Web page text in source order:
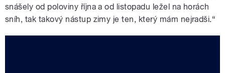
snášely od poloviny října a od listopadu ležel na horách
sníh, tak takový nástup zimy je ten, který mám nejradši.“